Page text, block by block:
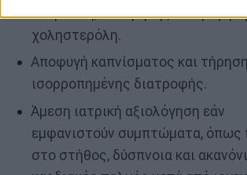
υπέρταση, ο διαβήτης και η υψηλή
χοληστερόλη.
Αποφυγή καπνίσματος και τήρηση
ισορροπημένης διατροφής.
Άμεση ιατρική αξιολόγηση εάν
εμφανιστούν συμπτώματα, όπως
στο στήθος, δύσπνοια και